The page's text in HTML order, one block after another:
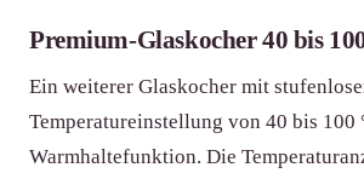
Premium-Glaskocher 40 bis
Ein weiterer Glaskocher mit
Temperatureinstellung von 40 bis 100
Warmhaltefunktion. Die